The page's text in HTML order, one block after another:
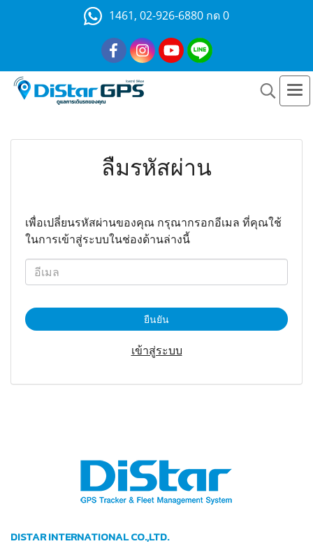
1461, 02-926-6880 กด 0
ลืมรหัสผ่าน
เพื่อเปลี่ยนรหัสผ่านของคุณ กรุณากรอกอีเมล ที่คุณใช้
ในการเข้าสู่ระบบในช่องด้านล่างนี้
ยืนยัน
เข้าสู่ระบบ
DISTAR INTERNATIONAL CO.,LTD.